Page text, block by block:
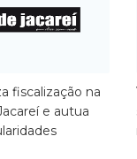
fiscalização na
e autua